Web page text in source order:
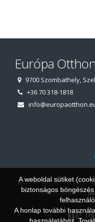
Európa Otthon
9700 Szombathely,
+36 70 318-1818
© 1997 - 2026 AZ
RENDSZERÉT AZ
A weboldal sütiket
biztonságos
A honlap további